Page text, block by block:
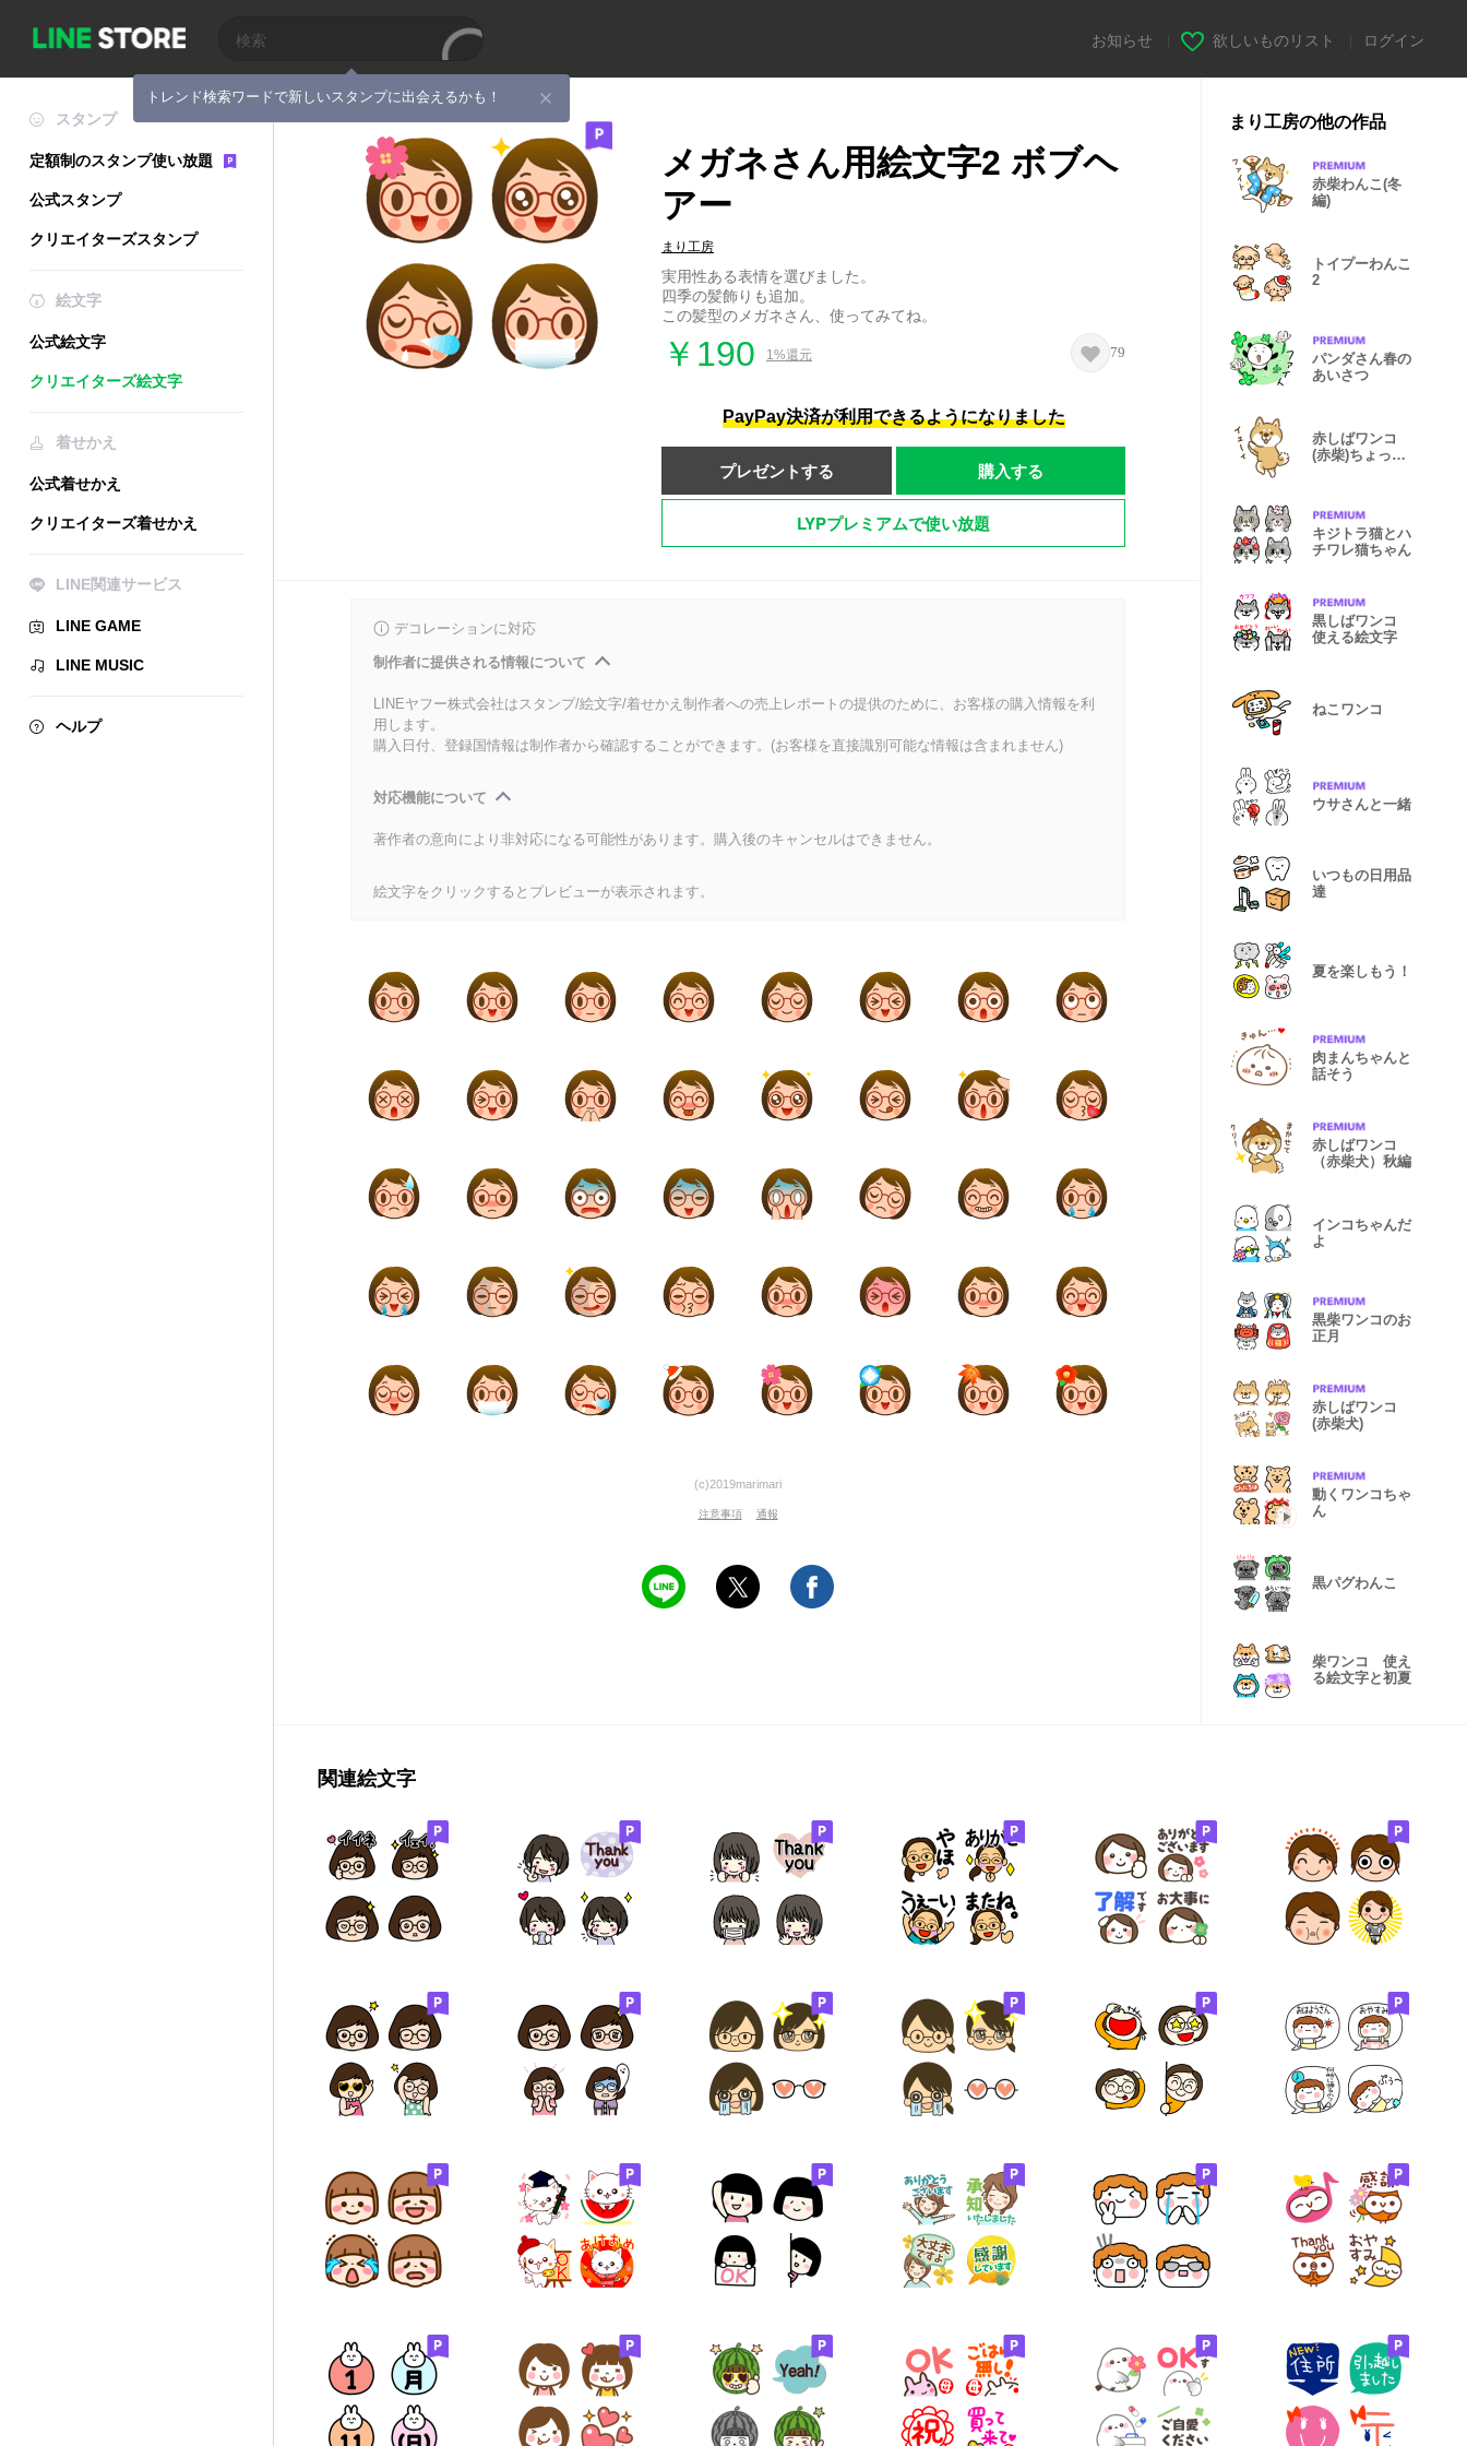
トレンド検索ワードで新しいスタンプに出会えるかも！
お知らせ 欲しいものリスト ログイン
スタンプ
定額制のスタンプ使い放題
公式スタンプ
クリエイターズスタンプ
絵文字
公式絵文字
クリエイターズ絵文字
着せかえ
公式着せかえ
クリエイターズ着せかえ
LINE関連サービス
LINE GAME
LINE MUSIC
ヘルプ
メガネさん用絵文字2 ボブヘ
アー
まり工房
実用性ある表情を選びました。
四季の髪飾りも追加。
この髪型のメガネさん、使ってみてね。
￥190 1%還元 79
PayPay決済が利用できるようになりました
プレゼントする 購入する
LYPプレミアムで使い放題
デコレーションに対応
制作者に提供される情報について
LINEヤフー株式会社はスタンプ/絵文字/着せかえ制作者への売上レポートの提供のために、お客様の購入情報を利
用します。
購入日付、登録国情報は制作者から確認することができます。(お客様を直接識別可能な情報は含まれません)
対応機能について
著作者の意向により非対応になる可能性があります。購入後のキャンセルはできません。
絵文字をクリックするとプレビューが表示されます。
(c)2019marimari
注意事項 通報
まり工房の他の作品
赤柴わんこ(冬
編)
トイプーわんこ
2
パンダさん春の
あいさつ
赤しばワンコ
(赤柴)ちょっと
キジトラ猫とハ
チワレ猫ちゃん
黒しばワンコ
使える絵文字
ねこワンコ
ウサさんと一緒
いつもの日用品
達
夏を楽しもう！
肉まんちゃんと
話そう
赤しばワンコ
（赤柴犬）秋編
インコちゃんだ
よ
黒柴ワンコのお
正月
赤しばワンコ
(赤柴犬)
動くワンコちゃ
ん
黒パグわんこ
柴ワンコ 使え
る絵文字と初夏
関連絵文字